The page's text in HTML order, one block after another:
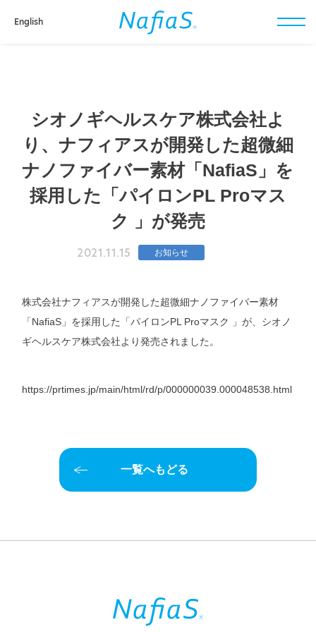
English
シオノギヘルスケア株式会社よ
り、ナフィアスが開発した超微細
ナノファイバー素材「NafiaS」を
採用した「パイロンPL Proマス
ク 」が発売
2021.11.15 お知らせ
株式会社ナフィアスが開発した超微細ナノファイバー素材
「NafiaS」を採用した「パイロンPL Proマスク 」が、シオノ
ギヘルスケア株式会社より発売されました。
https://prtimes.jp/main/html/rd/p/000000039.000048538.html
一覧へもどる